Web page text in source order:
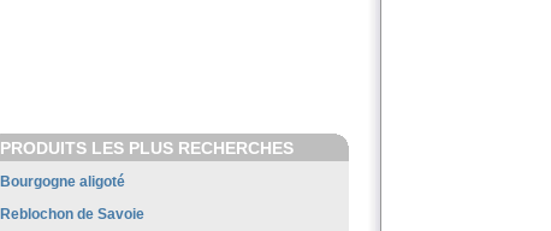
PRODUITS LES PLUS RECHERCHES
Bourgogne aligoté
Reblochon de Savoie